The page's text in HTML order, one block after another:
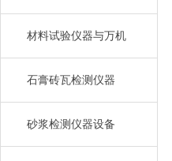
材料试验仪器与万机
石膏砖瓦检测仪器
砂浆检测仪器设备